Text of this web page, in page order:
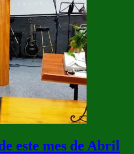
este mes de Abril